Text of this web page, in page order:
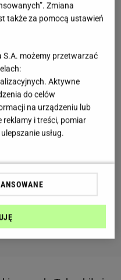
Zmiana
także za pomocą ustawień
S.A. możemy przetwarzać
Aktywne
do celów
na urządzeniu lub
reklamy i treści, pomiar
usług.